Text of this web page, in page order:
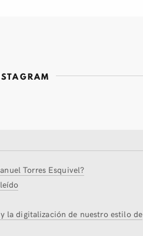
Torres Esquivel?
la digitalización de nuestro estilo de